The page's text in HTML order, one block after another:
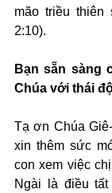
mão triều thiên
2:10).
Bạn sẵn sàng
Chúa với thái
Tạ ơn Chúa
xin thêm sức
con xem việc
Ngài là điều